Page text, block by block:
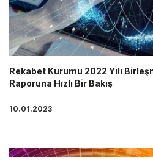
Rekabet Kurumu 2022 Yılı Birleşme ve
Raporuna Hızlı Bir Bakış
10.01.2023